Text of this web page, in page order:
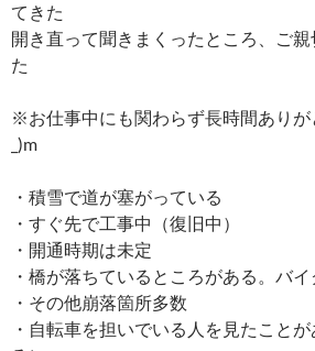
てきた
開き直って聞きまくったところ、ご
た
※お仕事中にも関わらず長時間ありが
_)m
・積雪で道が塞がっている
・すぐ先で工事中（復旧中）
・開通時期は未定
・橋が落ちているところがある。バ
・その他崩落箇所多数
・自転車を担いでいる人を見たこと